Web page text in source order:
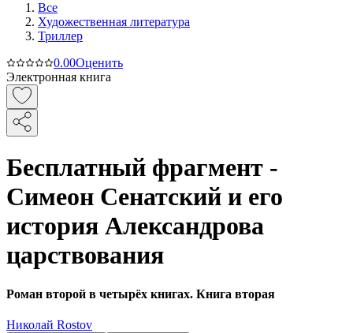
Все
Художественная литература
Триллер
0.00Оценить
Электронная книга
Бесплатный фрагмент -
Симеон Сенатский и его
история Александрова
царствования
Роман второй в четырёх книгах. Книга вторая
Николай Rostov